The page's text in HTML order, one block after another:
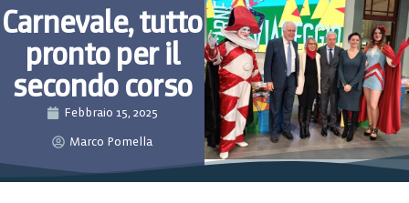
Carnevale, tutto
pronto per il
secondo corso
Febbraio 15, 2025
Marco Pomella